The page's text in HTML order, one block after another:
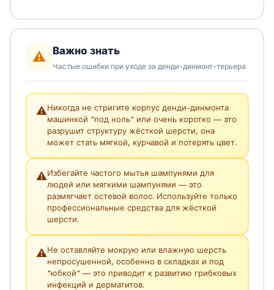
⚠️ Важно знать
Частые ошибки при уходе за денди-динмонт-терьера
⚠️Никогда не стригите корпус денди-динмонта
машинкой "под ноль" или очень коротко — это
разрушит структуру жёсткой шерсти, она
может стать мягкой, курчавой и потерять цвет.
⚠️Избегайте частого мытья шампунями для
людей или мягкими шампунями — это
размягчает остевой волос. Используйте только
профессиональные средства для жёсткой
шерсти.
⚠️Не оставляйте мокрую или влажную шерсть
непросушенной, особенно в складках и под
"юбкой" — это приводит к развитию грибковых
инфекций и дерматитов.